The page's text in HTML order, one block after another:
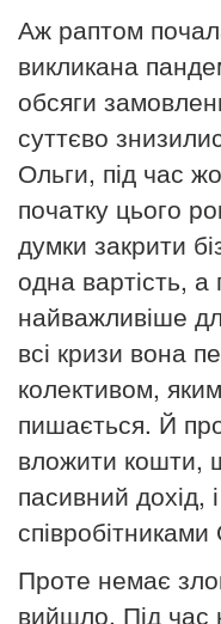
Аж раптом
викликана
обсяги
суттєво
Ольги, під час
початку цього
думки закрити
одна вартість,
найважливіше
всі кризи вона
колективом,
пишається. Й
вложити кошти,
пасивний дохід,
Проте немає
вийшло. Під час